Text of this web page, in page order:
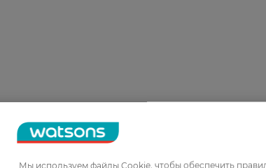
Мы используем файлы Cookie, чтобы обеспечить